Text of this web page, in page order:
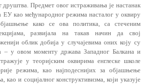
Предмет овог истраживања је настанак
ЕУ као међународног режима насталог у оквиру
како се ова политика, са стеченим
развијала на такав начин да свој
облик добија у случајевима оних коју су
у овом моменту држава Западног Балкана и
у теоријским оквирима енглеске школе
режима, као најподеснијих за објашњење
и социјалног конструктивизма, који указује